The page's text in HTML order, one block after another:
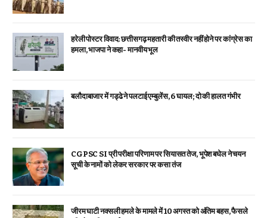
हरेली पोस्टर विवाद: छत्तीसगढ़ महतारी की तस्वीर नहीं होने पर कांग्रेस का
हमला, भाजपा ने कहा- मानवीय भूल
बलौदाबाजार में गड्ढे ने पलटाई एम्बुलेंस, 6 घायल; दो की हालत गंभीर
CGPSC SI प्री परीक्षा परिणाम पर सियासत तेज, भूपेश बघेल ने चयन
सूची के नामों को लेकर सरकार पर कसा तंज
जीरम घाटी नक्सली हमले के मामले में 10 अगस्त को अंतिम बहस, फैसले